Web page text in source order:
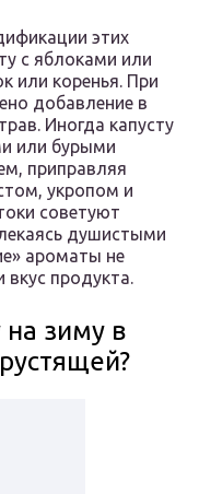
этих
с яблоками или
или коренья. При
добавление в
Иногда капусту
или бурыми
приправляя
укропом и
советуют
душистыми
ароматы не
вкус продукта.
на зиму в